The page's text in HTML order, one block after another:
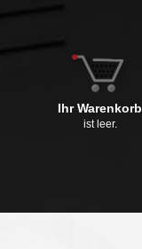
Ihr Warenkorb
ist leer.